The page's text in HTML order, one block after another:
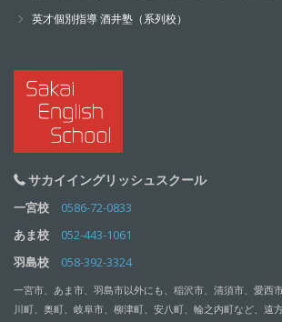
英才個別指導 酒井塾（系列校）
サカイイングリッシュスクール
一宮校
0586-72-0833
あま校
052-443-1061
羽島校
058-392-3324
一宮市、あま市、羽島市以外にも、稲沢市、清須市、愛西
川町、奥町、岐阜市、柳津町、安八町、輪之内町など、遠